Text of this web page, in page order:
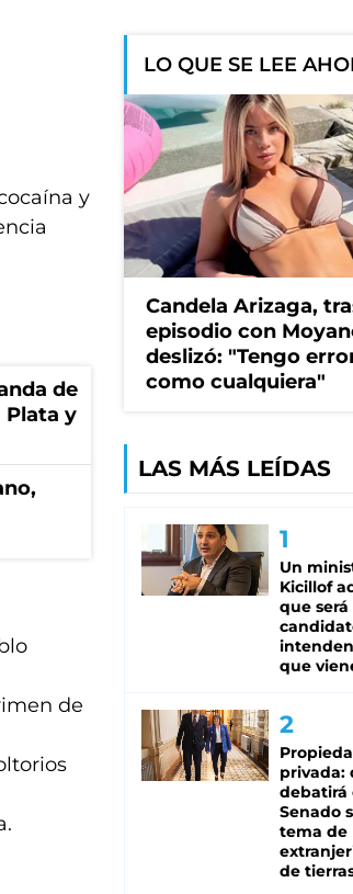
y
de
Plata y
de
LO QUE SE LEE
Candela Arizaga,
episodio con
deslizó: "Tengo
como cualquiera"
LAS MÁS LEÍDAS
Un
Kicillof
que será
que
privada:
debatirá
Senado
tema de
de